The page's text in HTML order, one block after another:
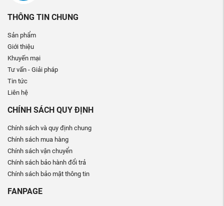
THÔNG TIN CHUNG
Sản phẩm
Giới thiệu
Khuyến mại
Tư vấn - Giải pháp
Tin tức
Liên hệ
CHÍNH SÁCH QUY ĐỊNH
Chính sách và quy định chung
Chính sách mua hàng
Chính sách vận chuyển
Chính sách bảo hành đổi trả
Chính sách bảo mật thông tin
FANPAGE